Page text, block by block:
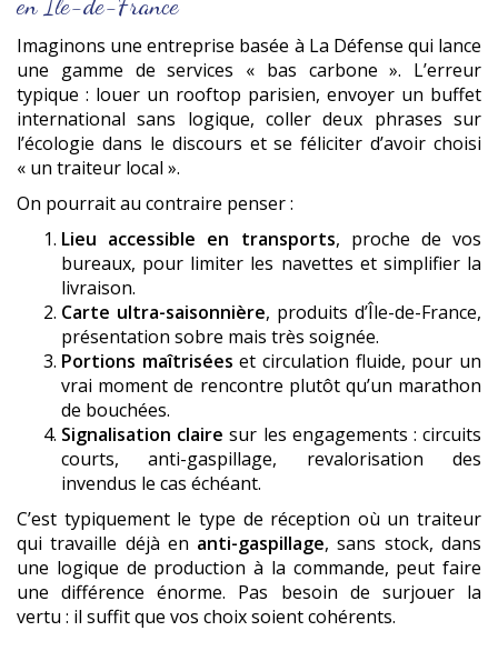
Imaginons une entreprise basée à La Défense qui lance
une gamme de services « bas carbone ». L’erreur
typique : louer un rooftop parisien, envoyer un buffet
international sans logique, coller deux phrases sur
l’écologie dans le discours et se féliciter d’avoir choisi
« un traiteur local ».
On pourrait au contraire penser :
Lieu accessible en transports, proche de vos
bureaux, pour limiter les navettes et simplifier la
livraison.
Carte ultra-saisonnière, produits d’Île-de-France,
présentation sobre mais très soignée.
Portions maîtrisées et circulation fluide, pour un
vrai moment de rencontre plutôt qu’un marathon
de bouchées.
Signalisation claire sur les engagements : circuits
courts, anti-gaspillage, revalorisation des
invendus le cas échéant.
C’est typiquement le type de réception où un traiteur
qui travaille déjà en anti-gaspillage, sans stock, dans
une logique de production à la commande, peut faire
une différence énorme. Pas besoin de surjouer la
vertu : il suffit que vos choix soient cohérents.